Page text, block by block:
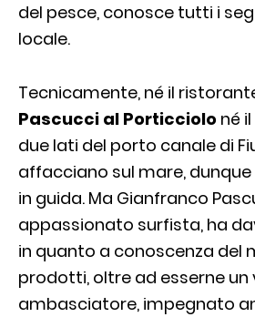
del pesce, conosce tutti i
locale.
Tecnicamente, né il
Pascucci al Porticciolo né
due lati del porto canale di
affacciano sul mare,
in guida. Ma Gianfranco
appassionato surfista, ha
in quanto a conoscenza del
prodotti, oltre ad esserne un
ambasciatore, impegnato